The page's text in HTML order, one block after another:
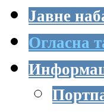
Јавне
Огласна